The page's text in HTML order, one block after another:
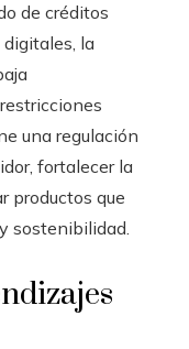
de créditos
la
una regulación
fortalecer la
productos que
sostenibilidad.